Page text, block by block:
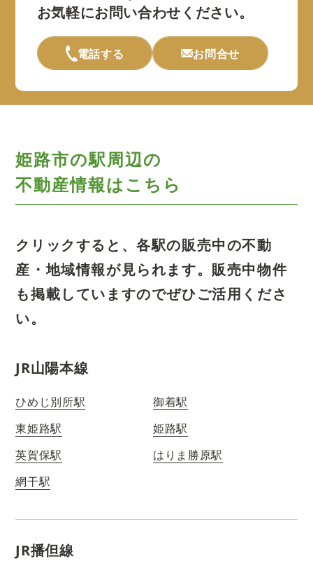
お気軽にお問い合わせください。
電話する お問合せ
姫路市の駅周辺の
不動産情報はこちら
クリックすると、各駅の販売中の不動
産・地域情報が見られます。 販売中物件
も掲載していますのでぜひご活用くださ
い。
JR山陽本線
ひめじ別所駅
御着駅
東姫路駅
姫路駅
英賀保駅
はりま勝原駅
網干駅
JR播但線